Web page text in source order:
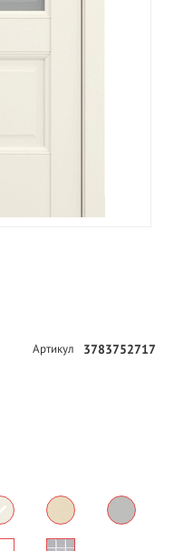
Артикул 3783752717